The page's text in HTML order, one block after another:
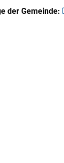
der Gemeinde: